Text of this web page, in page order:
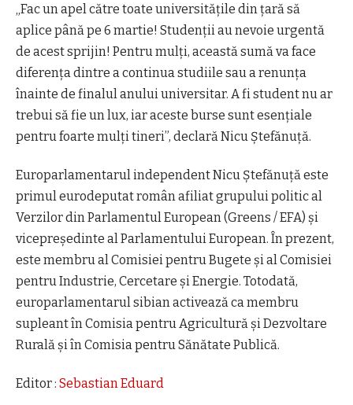
„Fac un apel către toate universităţile din ţară să
aplice până pe 6 martie! Studenţii au nevoie urgentă
de acest sprijin! Pentru mulţi, această sumă va face
diferenţa dintre a continua studiile sau a renunţa
înainte de finalul anului universitar. A fi student nu ar
trebui să fie un lux, iar aceste burse sunt esenţiale
pentru foarte mulţi tineri”, declară Nicu Ştefănuţă.
Europarlamentarul independent Nicu Ştefănuţă este
primul eurodeputat român afiliat grupului politic al
Verzilor din Parlamentul European (Greens / EFA) şi
vicepreşedinte al Parlamentului European. În prezent,
este membru al Comisiei pentru Bugete şi al Comisiei
pentru Industrie, Cercetare şi Energie. Totodată,
europarlamentarul sibian activează ca membru
supleant în Comisia pentru Agricultură şi Dezvoltare
Rurală şi în Comisia pentru Sănătate Publică.
Editor : Sebastian Eduard